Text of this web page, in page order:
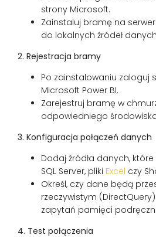
strony Microsoft.
Zainstaluj bramę na
do lokalnych źródeł
2. Rejestracja bramy
Po zainstalowaniu zaloguj
Microsoft Power BI.
Zarejestruj bramę w
odpowiedniego
3. Konfiguracja połączeń danych
Dodaj źródła danych,
SQL Server, pliki Excel czy
Określ, czy dane będą
rzeczywistym
zapytań pamięci
4. Test połączenia